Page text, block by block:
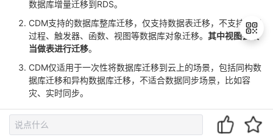
移任务，割接与切换新业务至新数据库。
CDM整库迁移实践